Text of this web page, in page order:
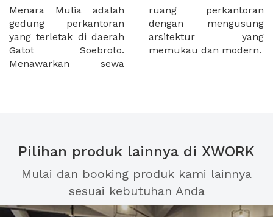
Menara Mulia adalah
gedung perkantoran
yang terletak di daerah
Gatot Soebroto.
Menawarkan sewa
ruang perkantoran
dengan mengusung
arsitektur yang
memukau dan modern.
Pilihan produk lainnya di XWORK
Mulai dan booking produk kami lainnya
sesuai kebutuhan Anda